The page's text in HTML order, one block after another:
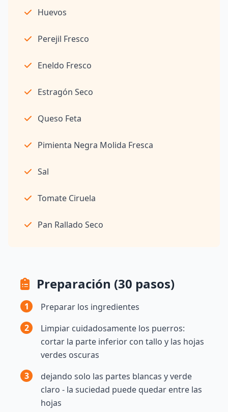
Huevos
Perejil Fresco
Eneldo Fresco
Estragón Seco
Queso Feta
Pimienta Negra Molida Fresca
Sal
Tomate Ciruela
Pan Rallado Seco
Preparación (30 pasos)
1
Preparar los ingredientes
2
Limpiar cuidadosamente los puerros:
cortar la parte inferior con tallo y las hojas
verdes oscuras
3
dejando solo las partes blancas y verde
claro - la suciedad puede quedar entre las
hojas